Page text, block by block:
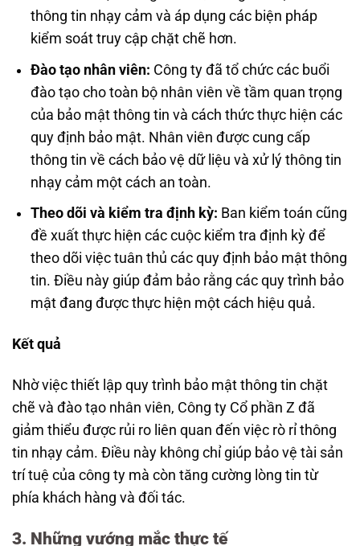
thông tin nhạy cảm và áp dụng các biện pháp
kiểm soát truy cập chặt chẽ hơn.
Đào tạo nhân viên: Công ty đã tổ chức các buổi
đào tạo cho toàn bộ nhân viên về tầm quan trọng
của bảo mật thông tin và cách thức thực hiện các
quy định bảo mật. Nhân viên được cung cấp
thông tin về cách bảo vệ dữ liệu và xử lý thông tin
nhạy cảm một cách an toàn.
Theo dõi và kiểm tra định kỳ: Ban kiểm toán cũng
đề xuất thực hiện các cuộc kiểm tra định kỳ để
theo dõi việc tuân thủ các quy định bảo mật thông
tin. Điều này giúp đảm bảo rằng các quy trình bảo
mật đang được thực hiện một cách hiệu quả.
Kết quả
Nhờ việc thiết lập quy trình bảo mật thông tin chặt
chẽ và đào tạo nhân viên, Công ty Cổ phần Z đã
giảm thiểu được rủi ro liên quan đến việc rò rỉ thông
tin nhạy cảm. Điều này không chỉ giúp bảo vệ tài sản
trí tuệ của công ty mà còn tăng cường lòng tin từ
phía khách hàng và đối tác.
3. Những vướng mắc thực tế